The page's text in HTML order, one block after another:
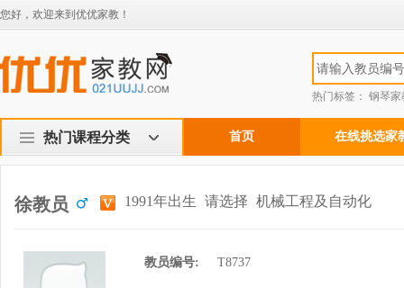
您好，欢迎来到优优家教！
热门标签： 钢琴家
热门课程分类 首页 在线挑选家
徐教员 1991年出生 请选择 机械工程及自动化
教员编号: T8737